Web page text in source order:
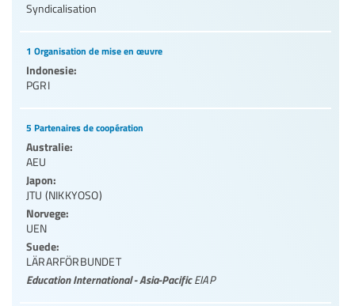
Syndicalisation
1 Organisation de mise en œuvre
Indonesie:
PGRI
5 Partenaires de coopération
Australie:
AEU
Japon:
JTU (NIKKYOSO)
Norvege:
UEN
Suede:
LÄRARFÖRBUNDET
Education International - Asia-PacificEIAP